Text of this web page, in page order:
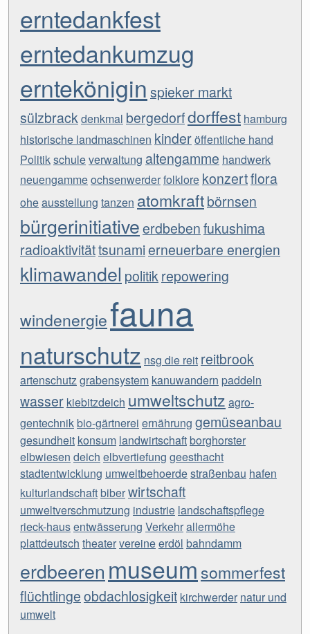
erntedankfest
erntedankumzug
erntekönigin spieker markt
sülzbrackdenkmal bergedorfdorffest hamburg
historische landmaschinen kinderöffentliche hand
Politikschuleverwaltung altengamme handwerk
neuengammeochsenwerderfolklore konzertflora
oheausstellung tanzen atomkraftbörnsen
bürgerinitiativeerdbebenfukushima
radioaktivitättsunamierneuerbare energien
klimawandel politikrepowering
windenergiefauna
naturschutz nsg die reit reitbrook
artenschutzgrabensystem kanuwandern paddeln
wasser kiebitzdeich umweltschutz agro-
gentechnikbio-gärtnerei ernährung gemüseanbau
gesundheit konsum landwirtschaftborghorster
elbwiesen deich elbvertiefung geesthacht
stadtentwicklung umweltbehoerdestraßenbau hafen
kulturlandschaftbiberwirtschaft
umweltverschmutzung industrie landschaftspflege
rieck-hausentwässerung Verkehrallermöhe
plattdeutsch theatervereineerdöl bahndamm
erdbeeren museum sommerfest
flüchtlingeobdachlosigkeit kirchwerder natur und
umwelt